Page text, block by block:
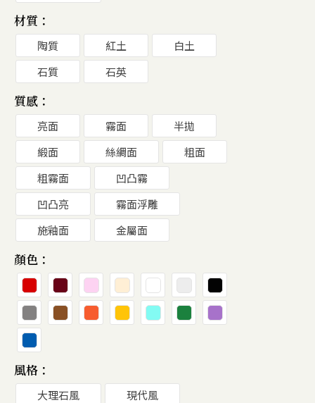
材質：
陶質 紅土
白土
石質
石英
質感：
亮面 霧面
半拋
緞面
絲綢面
粗面
粗霧面
凹凸霧
凹凸亮
霧面浮雕
施釉面
金屬面
顏色：
風格：
大理石風
現代風